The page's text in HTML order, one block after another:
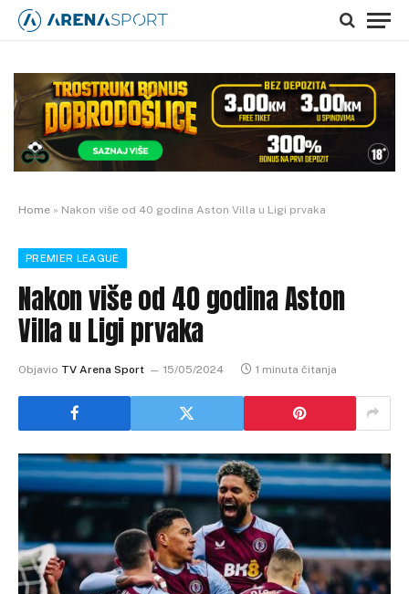
Home » Nakon više od 40 godina Aston Villa u Ligi prvaka
PREMIER LEAGUE
Nakon više od 40 godina Aston
Villa u Ligi prvaka
Objavio TV Arena Sport 15/05/2024 1 minuta čitanja